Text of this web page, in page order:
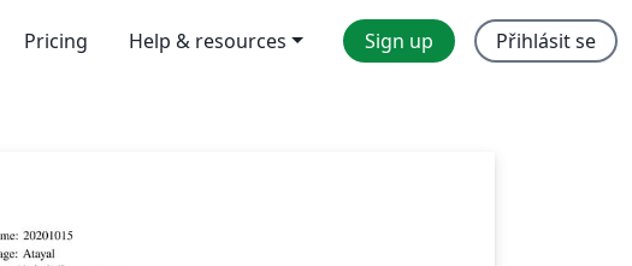
Pricing Help & resources Sign up Přihlásit se